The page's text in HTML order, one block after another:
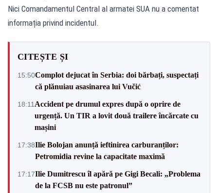
Nici Comandamentul Central al armatei SUA nu a comentat
informația privind incidentul.
CITEȘTE ȘI
15:50Complot dejucat în Serbia: doi bărbați, suspectați
că plănuiau asasinarea lui Vučić
18:11 Accident pe drumul expres după o oprire de
urgență. Un TIR a lovit două trailere încărcate cu
mașini
17:38Ilie Bolojan anunță ieftinirea carburanților:
Petromidia revine la capacitate maximă
17:17Ilie Dumitrescu îl apără pe Gigi Becali: „Problema
de la FCSB nu este patronul”